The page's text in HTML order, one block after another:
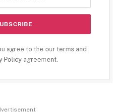
agree to the our terms and
Policyagreement.